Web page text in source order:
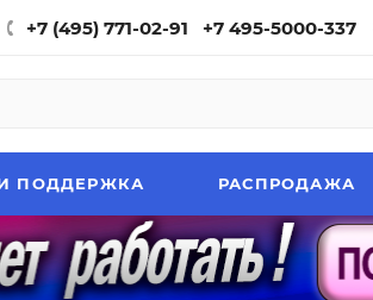
+7 (495) 771-02-91 +7 495-5000-337
ПОДДЕРЖКА РАСПРОДАЖА